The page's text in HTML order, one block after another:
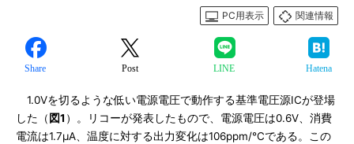
PC用表示
関連情報
Share Post LINE Hatena
1.0Vを切るような低い電源電圧で動作する基準電圧源ICが登場
した（ 図1 ）。リコーが発表したもので、電源電圧は0.6V、消費
電流は1.7μA、温度に対する出力変化は106ppm/℃である。この